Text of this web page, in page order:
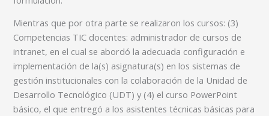
Mientras que por otra parte se realizaron los cursos: (3)
Competencias TIC docentes: administrador de cursos de
intranet, en el cual se abordó la adecuada configuración e
implementación de la(s) asignatura(s) en los sistemas de
gestión institucionales con la colaboración de la Unidad de
Desarrollo Tecnológico (UDT) y (4) el curso PowerPoint
básico, el que entregó a los asistentes técnicas básicas para